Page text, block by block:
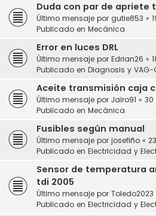
Duda con par de apriete
Último mensaje por gutie853 «
Publicado en Mecánica
Error en luces DRL
Último mensaje por Edrian26 «
Publicado en Diagnosis y VAG-
Aceite transmisión caja
Último mensaje por Jairo91 « 30
Publicado en Mecánica
Fusibles según manual
Último mensaje por josefiño «
Publicado en Electricidad y
Sensor de temperatura
tdi 2005
Último mensaje por Toledo2023
Publicado en Electricidad y